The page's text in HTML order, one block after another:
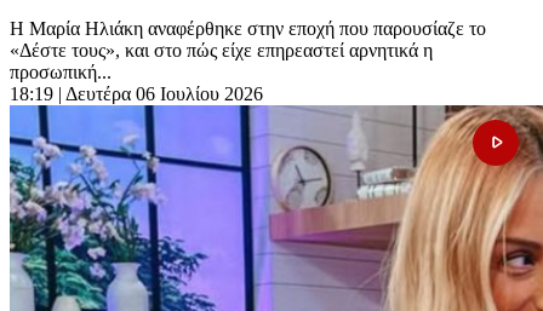
Η Μαρία Ηλιάκη αναφέρθηκε στην εποχή που παρουσίαζε το
«Δέστε τους», και στο πώς είχε επηρεαστεί αρνητικά η
προσωπική...
18:19 | Δευτέρα 06 Ιουλίου 2026